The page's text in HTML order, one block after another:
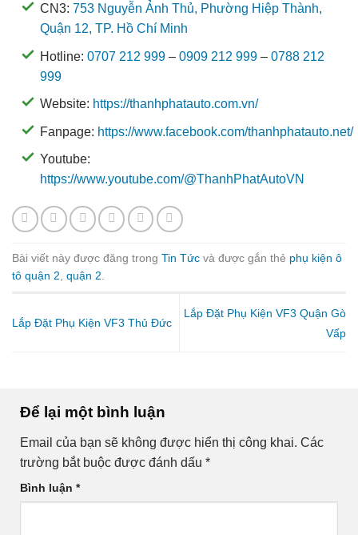
CN3: 753 Nguyễn Ảnh Thủ, Phường Hiệp Thành,
Quận 12, TP. Hồ Chí Minh
Hotline: 0707 212 999 – 0909 212 999 – 0788 212
999
Website: https://thanhphatauto.com.vn/
Fanpage: https://www.facebook.com/thanhphatauto.net/
Youtube:
https://www.youtube.com/@ThanhPhatAutoVN
Bài viết này được đăng trong Tin Tức và được gắn thẻ phụ kiện ô
tô quận 2, quận 2.
Lắp Đặt Phụ Kiện VF3 Thủ Đức
Lắp Đặt Phụ Kiện VF3 Quận Gò
Vấp
Để lại một bình luận
Email của bạn sẽ không được hiển thị công khai. Các
trường bắt buộc được đánh dấu *
Bình luận *